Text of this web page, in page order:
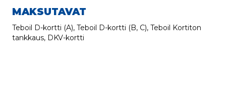
MAKSUTAVAT
Teboil D-kortti (A), Teboil D-kortti (B, C), Teboil Kortiton
tankkaus, DKV-kortti